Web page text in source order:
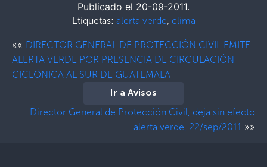
Publicado el 20-09-2011.
Etiquetas: alerta verde, clima
«« DIRECTOR GENERAL DE PROTECCIÓN CIVIL EMITE
ALERTA VERDE POR PRESENCIA DE CIRCULACIÓN
CICLÓNICA AL SUR DE GUATEMALA
Ir a Avisos
Director General de Protección Civil, deja sin efecto
alerta verde, 22/sep/2011 »»